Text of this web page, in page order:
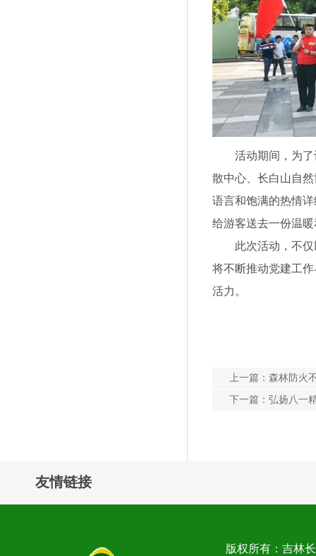
活动期间，为了让
散中心、长白山自
语言和饱满的热情
给游客送去一份温
此次活动，不仅以
将不断推动党建工
活力。
上一篇： 森林防火
下一篇： 弘扬八一
友情链接
版权所有：吉林